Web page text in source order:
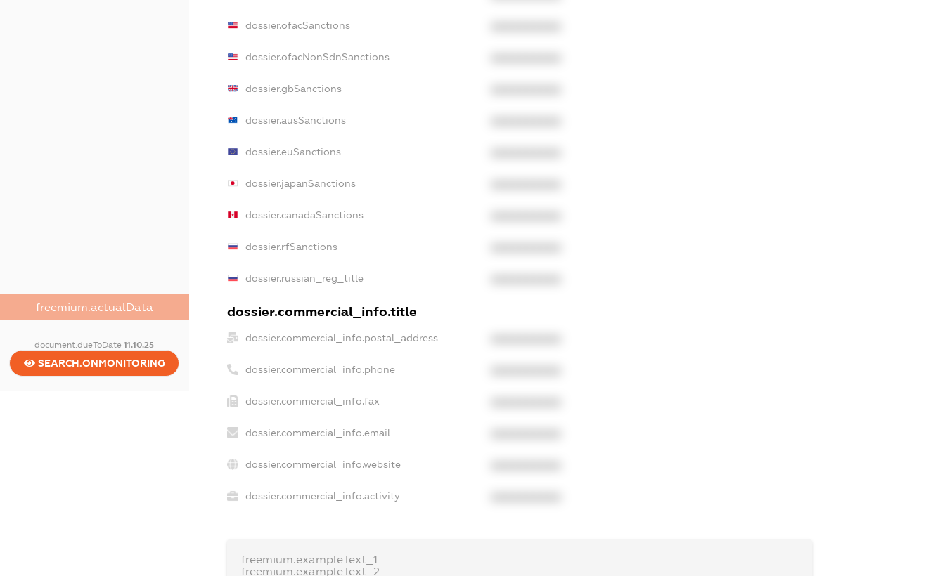
freemium.actualData
document.dueToDate11.10.25
SEARCH.ONMONITORING
dossier.ofacSanctions
dossier.ofacNonSdnSanctions
dossier.gbSanctions
dossier.ausSanctions
dossier.euSanctions
dossier.japanSanctions
dossier.canadaSanctions
dossier.rfSanctions
dossier.russian_reg_title
dossier.commercial_info.title
dossier.commercial_info.postal_address
dossier.commercial_info.phone
dossier.commercial_info.fax
dossier.commercial_info.email
dossier.commercial_info.website
dossier.commercial_info.activity
freemium.exampleText_1
freemium.exampleText_2